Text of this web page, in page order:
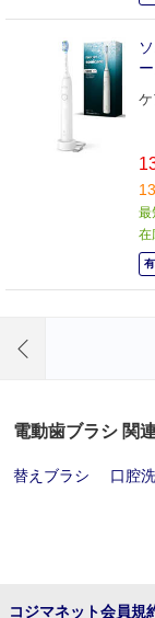
ケ
最
在
電動歯ブラシ 関
替えブラシ 口腔
コジマネット会員規